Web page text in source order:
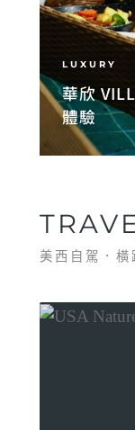
LUXURY
華欣
體驗
美西自駕．